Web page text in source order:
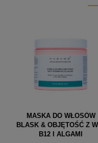
MASKA DO WŁOSÓW
BLASK & OBJĘTOŚĆ Z
B12 I ALGAMI